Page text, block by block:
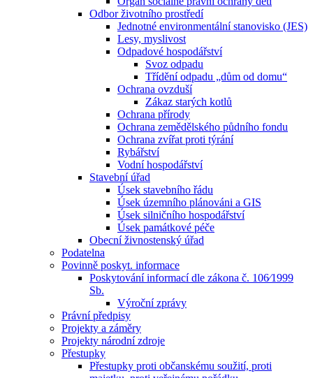
Odbor životního prostředí
Jednotné environmentální stanovisko (JES)
Lesy, myslivost
Odpadové hospodářství
Svoz odpadu
Třídění odpadu „dům od domu“
Ochrana ovzduší
Zákaz starých kotlů
Ochrana přírody
Ochrana zemědělského půdního fondu
Ochrana zvířat proti týrání
Rybářství
Vodní hospodářství
Stavební úřad
Úsek stavebního řádu
Úsek územního plánováni a GIS
Úsek silničního hospodářství
Úsek památkové péče
Obecní živnostenský úřad
Podatelna
Povinně poskyt. informace
Poskytování informací dle zákona č. 106⁄1999
Sb.
Výroční zprávy
Právní předpisy
Projekty a záměry
Projekty národní zdroje
Přestupky
Přestupky proti občanskému soužití, proti